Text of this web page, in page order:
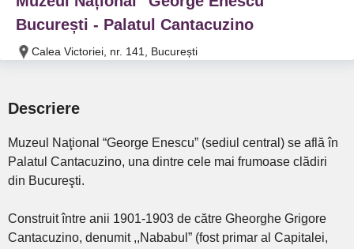
București - Palatul Cantacuzino
Calea Victoriei, nr. 141, București
Descriere
Muzeul Naţional “George Enescu” (sediul central) se află în
Palatul Cantacuzino, una dintre cele mai frumoase clădiri
din Bucureşti.
Construit între anii 1901-1903 de către Gheorghe Grigore
Cantacuzino, denumit ,,Nababul” (fost primar al Capitalei,